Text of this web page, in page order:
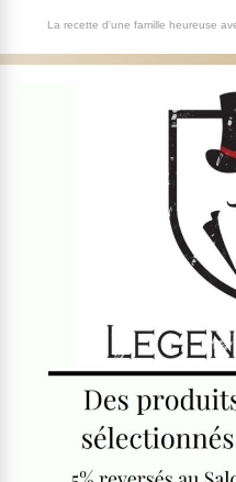
La recette d'une famille heureuse